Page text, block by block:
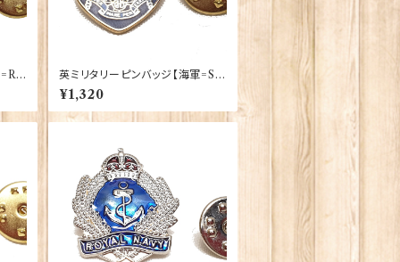
=Ro
英ミリタリーピンバッジ【海軍=Shi
eld Royal Marines】Tradition
90043-M055
¥1,320